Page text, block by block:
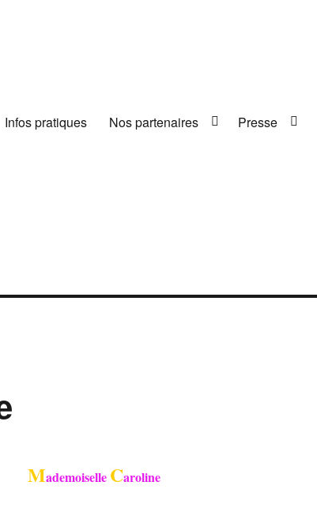
Infos pratiques Nos partenaires Presse
Mademoiselle Caroline